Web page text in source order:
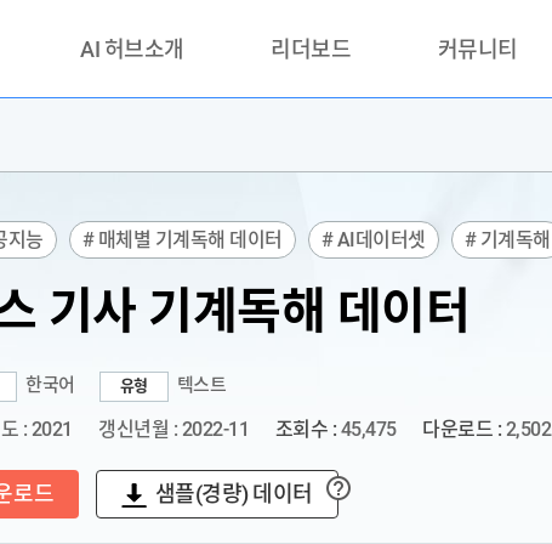
AI 허브소개
안심존이란?
이용정책
리더보드 커뮤니티
활용성과 우수사례
품질가이드
지능 # 매체별 기계독해 데이터 # AI데이터셋 # 기계독해
기사 기계독해 데이터
한국어 유형 텍스트
: 2021 갱신년월 : 2022-11 조회수 : 45,475 다운로드 : 2,502
로드 샘플(경량) 데이터 ?